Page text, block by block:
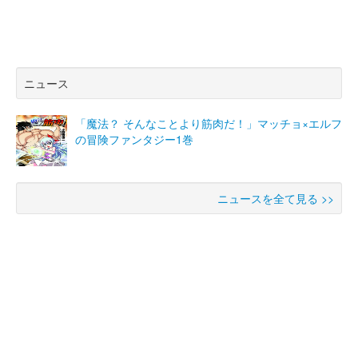
ニュース
「魔法？ そんなことより筋肉だ！」マッチョ×エルフ
の冒険ファンタジー1巻
ニュースを全て見る >>